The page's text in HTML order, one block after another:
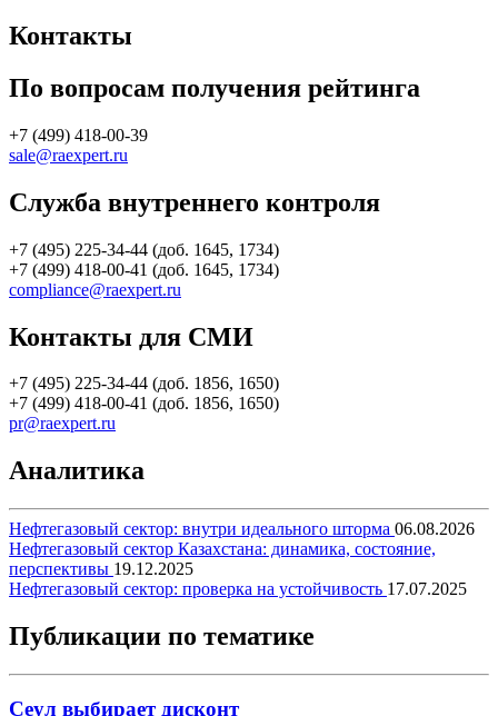
Контакты
По вопросам получения рейтинга
+7 (499) 418-00-39
sale@raexpert.ru
Служба внутреннего контроля
+7 (495) 225-34-44 (доб. 1645, 1734)
+7 (499) 418-00-41 (доб. 1645, 1734)
compliance@raexpert.ru
Контакты для СМИ
+7 (495) 225-34-44 (доб. 1856, 1650)
+7 (499) 418-00-41 (доб. 1856, 1650)
pr@raexpert.ru
Аналитика
Нефтегазовый сектор: внутри идеального шторма 06.08.2026
Нефтегазовый сектор Казахстана: динамика, состояние,
перспективы 19.12.2025
Нефтегазовый сектор: проверка на устойчивость 17.07.2025
Публикации по тематике
Сеул выбирает дисконт